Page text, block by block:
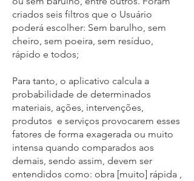
criados seis filtros que o Usuário
poderá escolher: Sem barulho, sem
cheiro, sem poeira, sem resíduo,
rápido e todos;
Para tanto, o aplicativo calcula a
probabilidade de determinados
materiais, ações, intervenções,
produtos e serviços provocarem esses
fatores de forma exagerada ou muito
intensa quando comparados aos
demais, sendo assim, devem ser
entendidos como: obra [muito] rápida ,